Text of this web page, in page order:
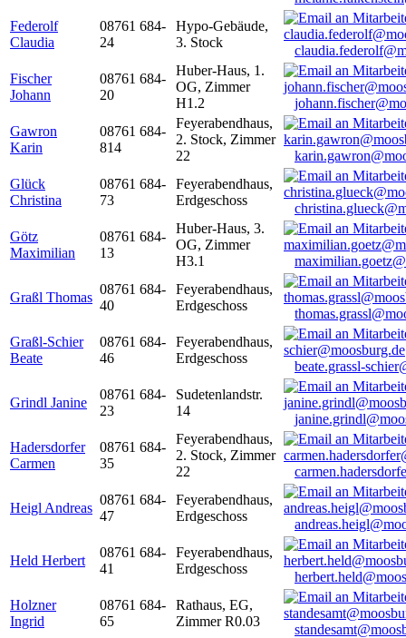
Federolf
Claudia
08761 684-
24
Hypo-Gebäude,
3. Stock
Fischer
Johann
08761 684-
20
Huber-Haus, 1.
OG, Zimmer
H1.2
Gawron
Karin
08761 684-
814
Feyerabendhaus,
2. Stock, Zimmer
22
Glück
Christina
08761 684-
73
Feyerabendhaus,
Erdgeschoss
Götz
Maximilian
08761 684-
13
Huber-Haus, 3.
OG, Zimmer
H3.1
Graßl Thomas
08761 684-
40
Feyerabendhaus,
Erdgeschoss
Graßl-Schier
Beate
08761 684-
46
Feyerabendhaus,
Erdgeschoss
beate.grassl-
Grindl Janine
08761 684-
23
Sudetenlandstr.
14
Hadersdorfer
Carmen
08761 684-
35
Feyerabendhaus,
2. Stock, Zimmer
22
Heigl Andreas
08761 684-
47
Feyerabendhaus,
Erdgeschoss
Held Herbert
08761 684-
41
Feyerabendhaus,
Erdgeschoss
Holzner
Ingrid
08761 684-
65
Rathaus, EG,
Zimmer R0.03